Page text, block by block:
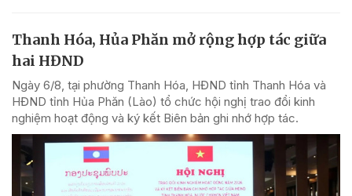
Thanh Hóa, Hủa Phăn mở rộng hợp tác giữa
hai HĐND
Ngày 6/8, tại phường Thanh Hóa, HĐND tỉnh Thanh Hóa và
HĐND tỉnh Hủa Phăn (Lào) tổ chức hội nghị trao đổi kinh
nghiệm hoạt động và ký kết Biên bản ghi nhớ hợp tác.